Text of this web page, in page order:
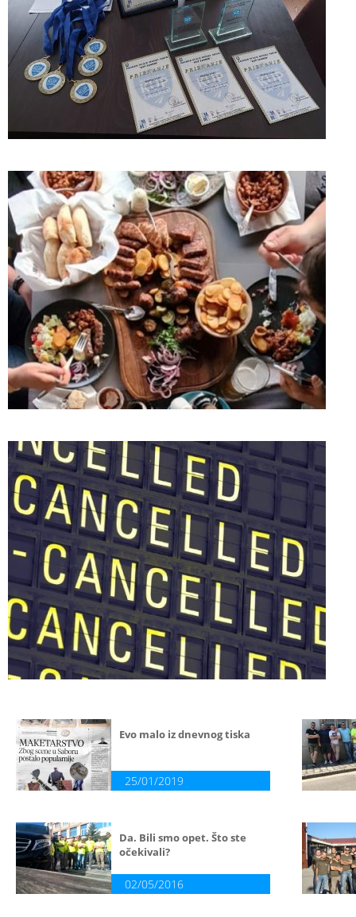
Evo malo iz dnevnog tiska
25/01/2019
Da. Bili smo opet. Što ste
očekivali?
02/05/2016